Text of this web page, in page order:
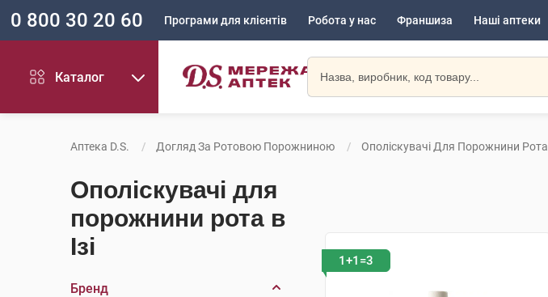
0 800 30 20 60 Програми для клієнтів Робота у нас Франшиза Наші аптеки
Каталог
Аптека D.S. Догляд За Ротовою Порожниною Ополіскувачі Для Порожнини Рота
Ополіскувачі для
порожнини рота в
Ізі
Бренд
1+1=3